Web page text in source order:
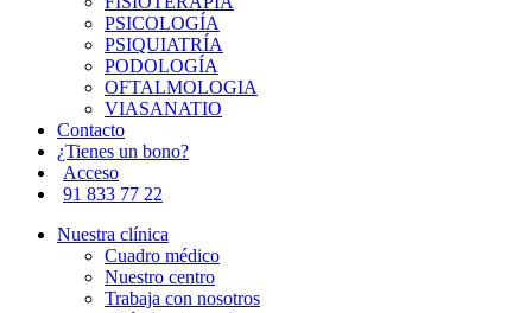
PSICOLOGÍA
PSIQUIATRÍA
PODOLOGÍA
OFTALMOLOGIA
VIASANATIO
Contacto
¿Tienes un bono?
Acceso
91 833 77 22
Nuestra clínica
Cuadro médico
Nuestro centro
Trabaja con nosotros